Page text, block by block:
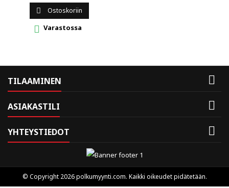
 Ostoskoriin
 Varastossa
TILAAMINEN 
ASIAKASTILI 
YHTEYSTIEDOT 
© Copyright 2026 polkumyynti.com. Kaikki oikeudet pidätetään.